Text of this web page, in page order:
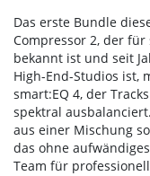
Das erste Bundle
Compressor 2, der
bekannt ist und seit
High-End-Studios ist,
smart:EQ 4, der
spektral
aus einer Mischung
das ohne
Team für